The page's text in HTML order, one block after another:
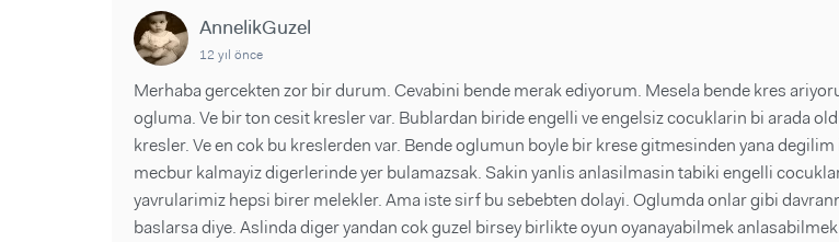
AnnelikGuzel
12 yıl önce
Merhaba gercekten zor bir durum. Cevabini bende merak ediyorum. Mesela bende kres
ogluma. Ve bir ton cesit kresler var. Bublardan biride engelli ve engelsiz cocuklarin bi arada
kresler. Ve en cok bu kreslerden var. Bende oglumun boyle bir krese gitmesinden yana
mecbur kalmayiz digerlerinde yer bulamazsak. Sakin yanlis anlasilmasin tabiki engelli
yavrularimiz hepsi birer melekler. Ama iste sirf bu sebebten dolayi. Oglumda onlar gibi
baslarsa diye. Aslinda diger yandan cok guzel birsey birlikte oyun oyanayabilmek